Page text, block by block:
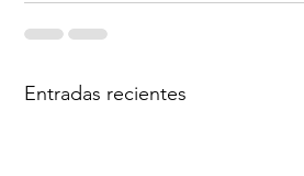
Entradas recientes